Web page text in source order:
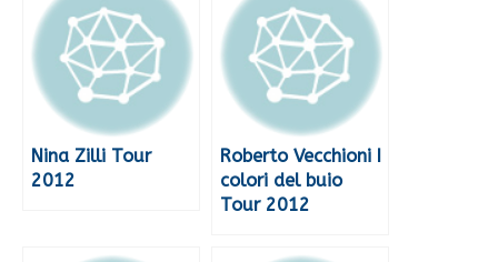
Nina Zilli Tour
2012
Roberto Vecchioni I
colori del buio
Tour 2012